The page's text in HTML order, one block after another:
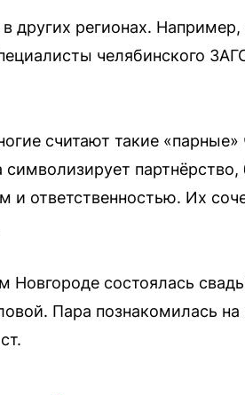
других регионах.
челябинского
считают такие
партнёрство,
и ответственностью. Их
состоялась
Пара познакомилась на